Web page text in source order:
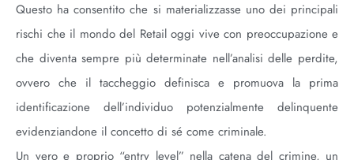
Questo ha consentito che si materializzasse uno dei principali
rischi che il mondo del Retail oggi vive con preoccupazione e
che diventa sempre più determinate nell’analisi delle perdite,
ovvero che il taccheggio definisca e promuova la prima
identificazione dell’individuo potenzialmente delinquente
evidenziandone il concetto di sé come criminale.
Un vero e proprio “entry level” nella catena del crimine, un